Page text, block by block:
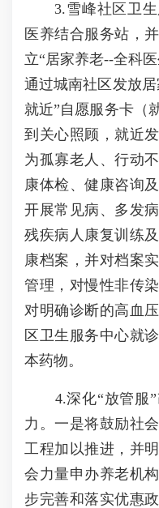
3.雪峰社区卫
医养结合服务站，
立“居家养老--全科
通过城南社区发放
就近”自愿服务卡（
到关心照顾，就近
为孤寡老人、行动
康体检、健康咨询
开展常见病、多发
残疾病人康复训练
康档案，并对档案
管理，对慢性非传
对明确诊断的高血
区卫生服务中心就
本药物。
4.深化“放管服
力。一是将鼓励社
工程加以推进，并
会力量申办养老机
步完善和落实优惠